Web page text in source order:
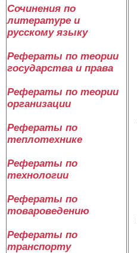
Сочинения по
литературе и
русскому языку
Рефераты по теории
государства и права
Рефераты по теории
организации
Рефераты по
теплотехнике
Рефераты по
технологии
Рефераты по
товароведению
Рефераты по
транспорту